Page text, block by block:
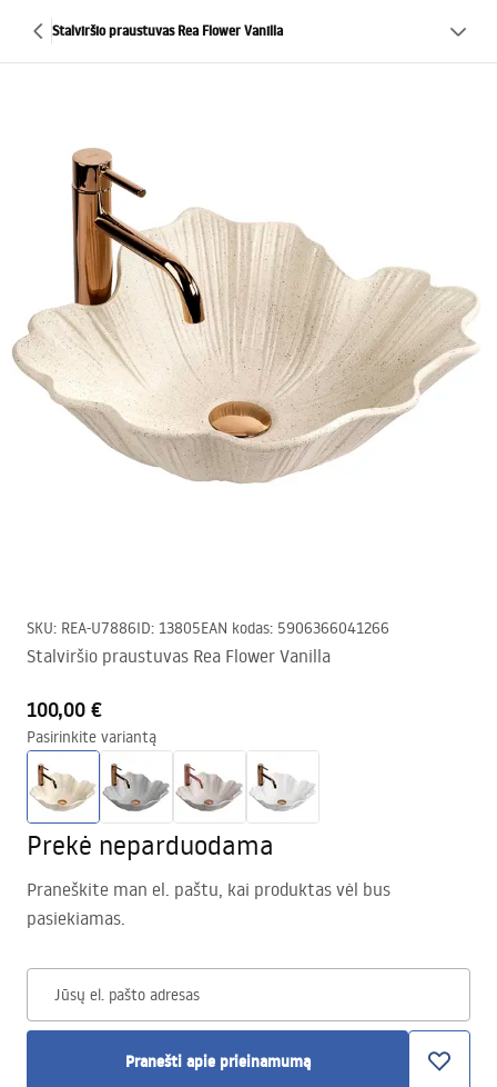
Stalviršio praustuvas Rea Flower Vanilla
SKU: REA-U7886ID: 13805EAN kodas: 5906366041266
Stalviršio praustuvas Rea Flower Vanilla
100,00 €
Pasirinkite variantą
Prekė neparduodama
Praneškite man el. paštu, kai produktas vėl bus
pasiekiamas.
Jūsų el. pašto adresas
Pranešti apie prieinamumą